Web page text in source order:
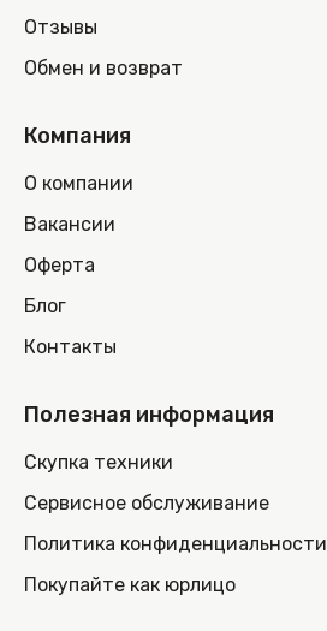
Отзывы
Обмен и возврат
Компания
О компании
Вакансии
Оферта
Блог
Контакты
Полезная информация
Скупка техники
Сервисное обслуживание
Политика конфиденциальности
Покупайте как юрлицо